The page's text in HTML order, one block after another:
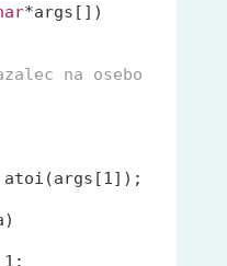
*args[])
na osebo
1]);
1 :